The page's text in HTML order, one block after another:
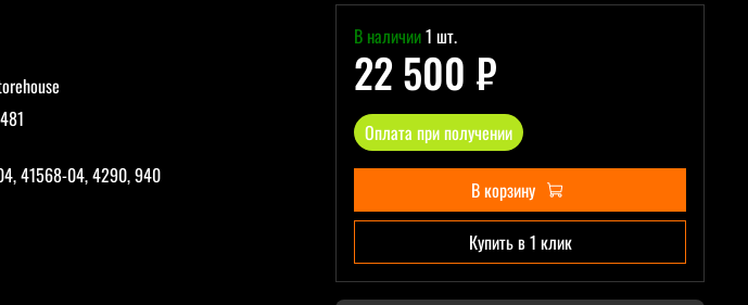
41568-04, 4290, 940
В наличии1 шт.
22 500 ₽
Оплата при получении
В корзину
Купить в 1 клик